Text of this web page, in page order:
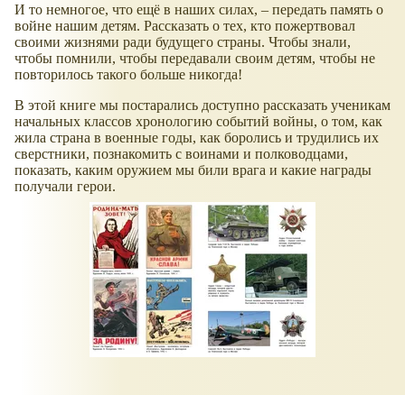
И то немногое, что ещё в наших силах, – передать память о
войне нашим детям. Рассказать о тех, кто пожертвовал
своими жизнями ради будущего страны. Чтобы знали,
чтобы помнили, чтобы передавали своим детям, чтобы не
повторилось такого больше никогда!
В этой книге мы постарались доступно рассказать ученикам
начальных классов хронологию событий войны, о том, как
жила страна в военные годы, как боролись и трудились их
сверстники, познакомить с воинами и полководцами,
показать, каким оружием мы били врага и какие награды
получали герои.